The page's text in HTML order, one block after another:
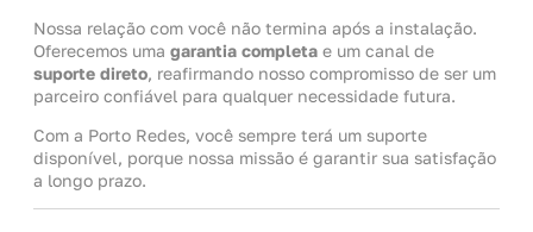
Nossa relação com você não termina após a instalação.
Oferecemos uma garantia completa e um canal de
suporte direto, reafirmando nosso compromisso de ser um
parceiro confiável para qualquer necessidade futura.
Com a Porto Redes, você sempre terá um suporte
disponível, porque nossa missão é garantir sua satisfação
a longo prazo.